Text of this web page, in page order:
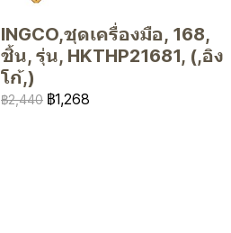
INGCO,ชุดเครื่องมือ, 168,
ชิ้น, รุ่น, HKTHP21681, (,อิง
โก้,)
฿2,440 ฿1,268